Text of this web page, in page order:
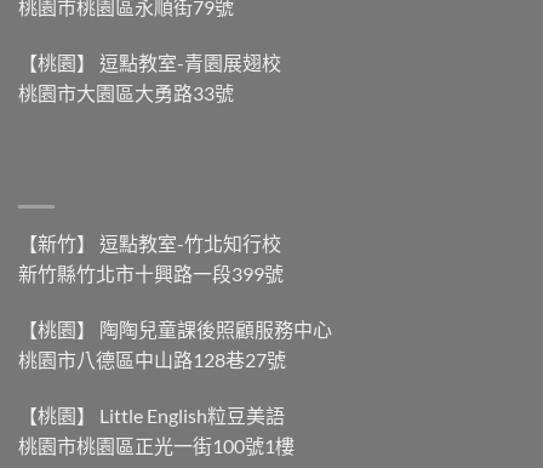
在
桃園市桃園區永順街79號
【桃園】 逗點教室-青園展翅校
桃園市大園區大勇路33號
【新竹】 逗點教室-竹北知行校
新竹縣竹北市十興路一段399號
【桃園】 陶陶兒童課後照顧服務中心
桃園市八德區中山路128巷27號
【桃園】 Little English粒豆美語
桃園市桃園區正光一街100號1樓